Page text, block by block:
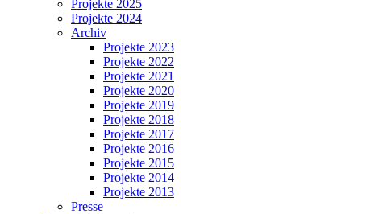
Projekte 2025
Projekte 2024
Archiv
Projekte 2023
Projekte 2022
Projekte 2021
Projekte 2020
Projekte 2019
Projekte 2018
Projekte 2017
Projekte 2016
Projekte 2015
Projekte 2014
Projekte 2013
Presse